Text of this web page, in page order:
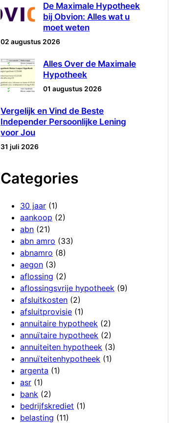
De Maximale Hypotheek
bij Obvion: Alles wat u
moet weten
02 augustus 2026
Alles Over de Maximale
Hypotheek
01 augustus 2026
Vergelijk en Vind de Beste
Independer Persoonlijke Lening
voor Jou
31 juli 2026
Categories
30 jaar (1)
aankoop (2)
abn (21)
abn amro (33)
abnamro (8)
aegon (3)
aflossing (2)
aflossingsvrije hypotheek (9)
afsluitkosten (2)
afsluitprovisie (1)
annuitaire hypotheek (2)
annuïtaire hypotheek (2)
annuiteiten hypotheek (3)
annuïteitenhypotheek (1)
argenta (1)
asr (1)
bank (2)
bedrijfskrediet (1)
belasting (11)